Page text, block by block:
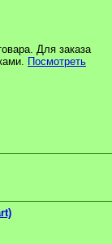
Для заказа
Посмотреть